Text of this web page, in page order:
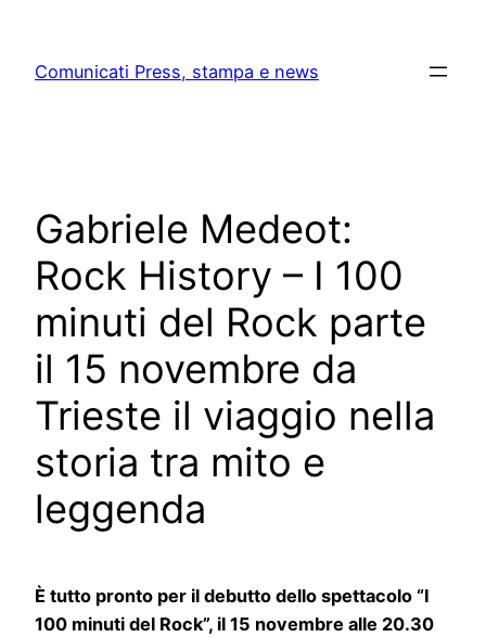
content
Comunicati Press, stampa e news
Gabriele Medeot:
Rock History – I 100
minuti del Rock parte
il 15 novembre da
Trieste il viaggio nella
storia tra mito e
leggenda
È tutto pronto per il debutto dello spettacolo “I
100 minuti del Rock”, il 15 novembre alle 20.30